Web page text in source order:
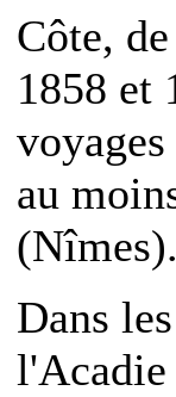
Côte,
1858 et
au
(Nîmes).
Dans
l'Acadie